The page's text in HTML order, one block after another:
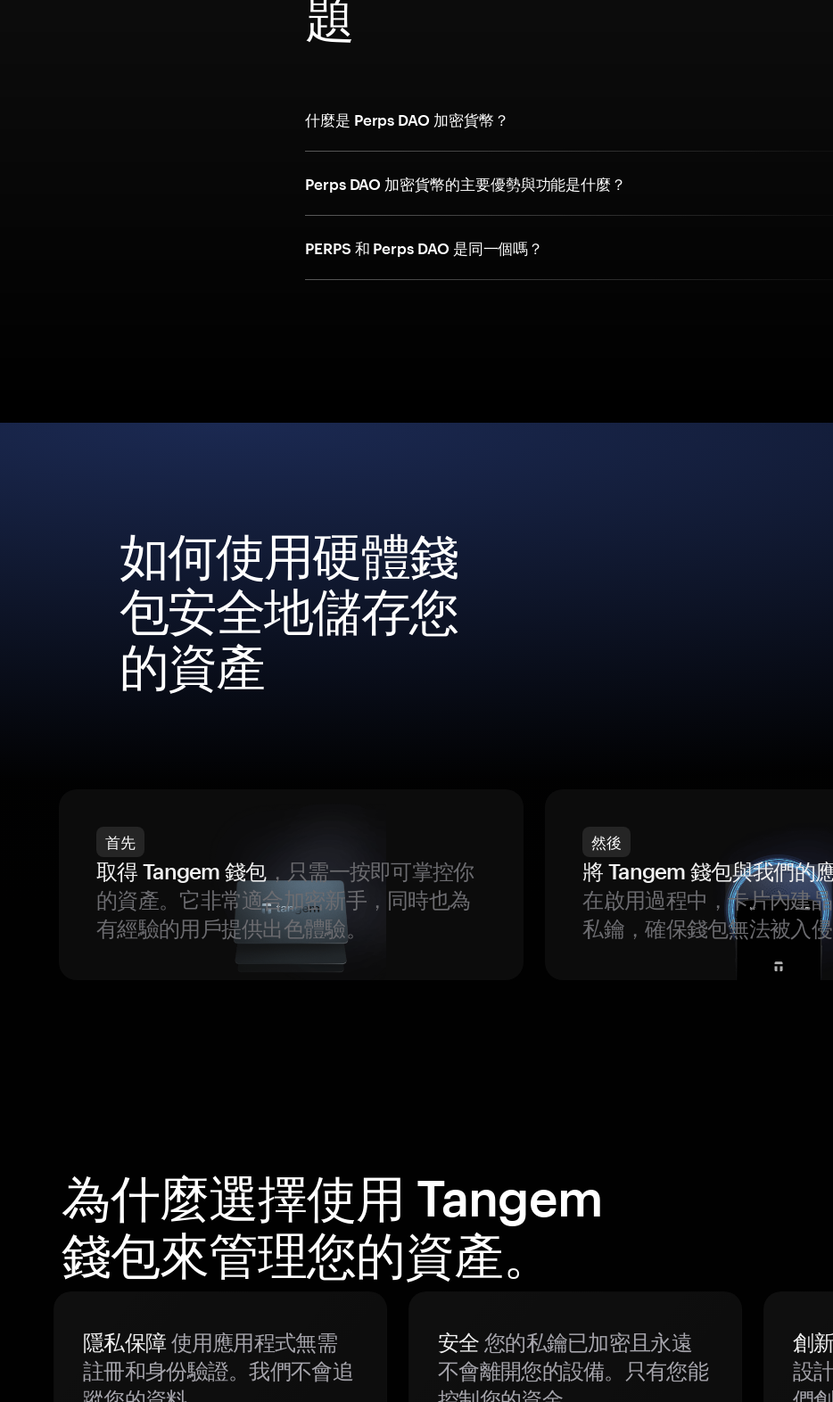
題
什麼是 Perps DAO 加密貨幣？
Perps DAO 加密貨幣的主要優勢與功能是什麼？
PERPS 和 Perps DAO 是同一個嗎？
如何使用硬體錢
包安全地儲存您
的資產
首先
取得 Tangem 錢包，只需一按即可掌控你
的資產。它非常適合加密新手，同時也為
有經驗的用戶提供出色體驗。
然後
將 Tangem 錢包與我們的
在啟用過程中，卡片內建
私鑰，確保錢包無法被入侵
為什麼選擇使用 Tangem
錢包來管理您的資產。
隱私保障使用應用程式無需
註冊和身份驗證。我們不會追
安全 您的私鑰已加密且永遠
不會離開您的設備。只有您能
創
設